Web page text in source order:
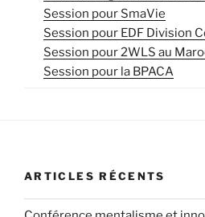
Session pour SmaVie
Session pour EDF Division
Session pour 2WLS au
Session pour la BPACA
ARTICLES RÉCENTS